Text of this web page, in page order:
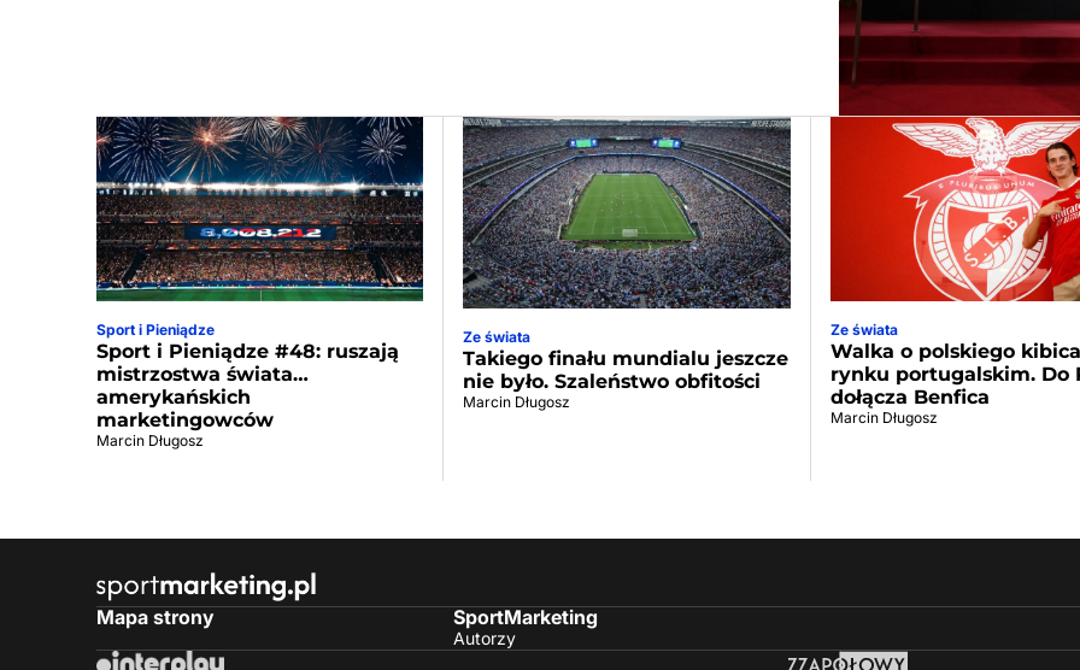
Sport i Pieniądze
Sport i Pieniądze #48: ruszają
mistrzostwa świata…
amerykańskich
marketingowców
Marcin Długosz
Ze świata
Takiego finału mundialu jeszcze
nie było. Szaleństwo obfitości
Marcin Długosz
Ze świata
Walka o polskiego
rynku portugalskim. Do
dołącza Benfica
Marcin Długosz
Mapa strony SportMarketing
Autorzy